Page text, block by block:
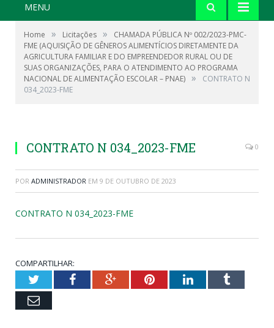
MENU
Home » Licitações »
CHAMADA PÚBLICA Nº 002/2023-PMC-
FME (AQUISIÇÃO DE GÊNEROS ALIMENTÍCIOS DIRETAMENTE DA
AGRICULTURA FAMILIAR E DO EMPREENDEDOR RURAL OU DE
SUAS ORGANIZAÇÕES, PARA O ATENDIMENTO AO PROGRAMA
NACIONAL DE ALIMENTAÇÃO ESCOLAR – PNAE) »
CONTRATO N
034_2023-FME
CONTRATO N 034_2023-FME 0
POR ADMINISTRADOR EM 9 DE OUTUBRO DE 2023
CONTRATO N 034_2023-FME
COMPARTILHAR:
TwitterFacebookGoogle+PinterestLinkedInTumblr
Email